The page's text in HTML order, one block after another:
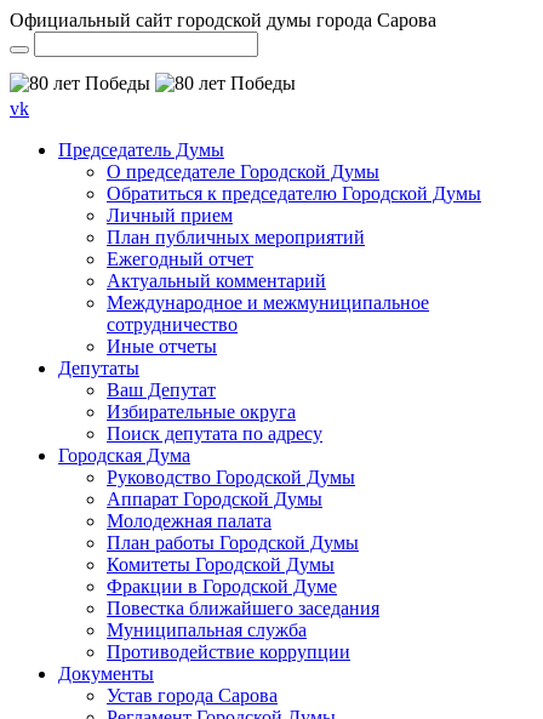
Официальный сайт городской думы города Сарова
vk
Председатель Думы
О председателе Городской Думы
Обратиться к председателю Городской Думы
Личный прием
План публичных мероприятий
Ежегодный отчет
Актуальный комментарий
Международное и межмуниципальное
сотрудничество
Иные отчеты
Депутаты
Ваш Депутат
Избирательные округа
Поиск депутата по адресу
Городская Дума
Руководство Городской Думы
Аппарат Городской Думы
Молодежная палата
План работы Городской Думы
Комитеты Городской Думы
Фракции в Городской Думе
Повестка ближайшего заседания
Муниципальная служба
Противодействие коррупции
Документы
Устав города Сарова